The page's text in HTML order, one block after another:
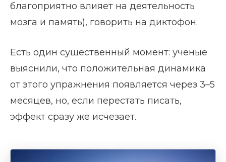
благоприятно влияет на деятельность
мозга и память), говорить на диктофон.
Есть один существенный момент: учёные
выяснили, что положительная динамика
от этого упражнения появляется через 3–5
месяцев, но, если перестать писать,
эффект сразу же исчезает.